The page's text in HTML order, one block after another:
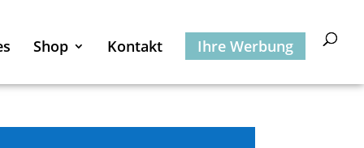
Shop Kontakt Ihre Werbung